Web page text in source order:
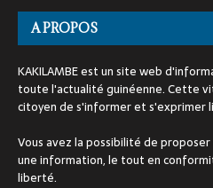
A PROPOS
KAKILAMBE est un site web
toute l'actualité guinéenne. Cette
citoyen de s'informer et s'exprimer
Vous avez la possibilité de
une information, le tout en
liberté.